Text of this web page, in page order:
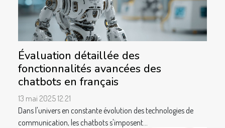
Évaluation détaillée des
fonctionnalités avancées des
chatbots en français
13 mai 2025 12:21
Dans l'univers en constante évolution des technologies de
communication, les chatbots s'imposent...